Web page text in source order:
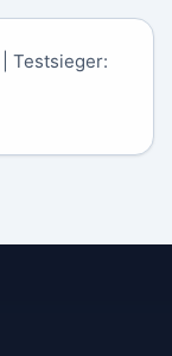
Testsieger: